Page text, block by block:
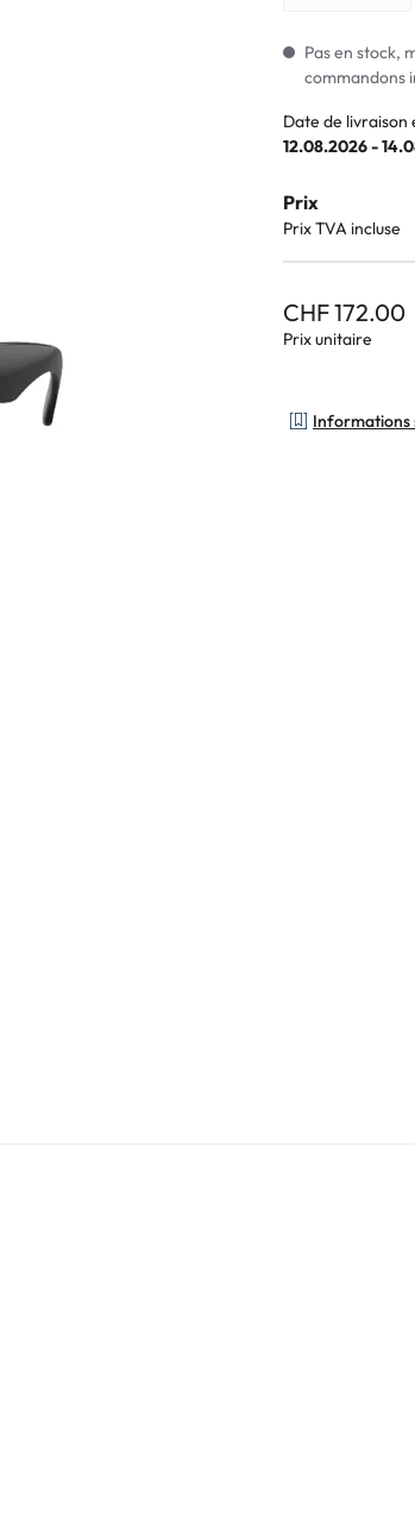
Symptômes
Pas en stock,
commandons
Date de livraison
12.08.2026 -
Prix
Prix TVA incluse
CHF 172.00
Prix unitaire
Informations